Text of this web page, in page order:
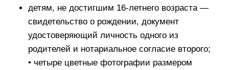
детям, не достигшим 16-летнего возраста —
свидетельство о рождении, документ
удостоверяющий личность одного из
родителей и нотариальное согласие второго;
• четыре цветные фотографии размером